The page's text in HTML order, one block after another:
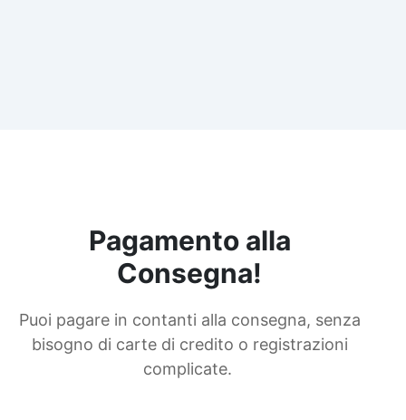
Pagamento alla
Consegna!
Puoi pagare in contanti alla consegna, senza
bisogno di carte di credito o registrazioni
complicate.